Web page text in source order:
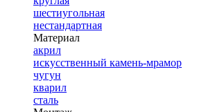
шестиугольная
нестандартная
Материал
акрил
искусственный камень-мрамор
чугун
кварил
сталь